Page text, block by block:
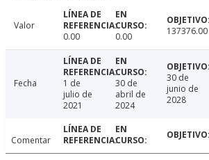
Valor
0.00
0.00 137376.00
Fecha
1 de
julio de
2021
30 de
abril de
2024
30 de
junio de
2028
Comentar